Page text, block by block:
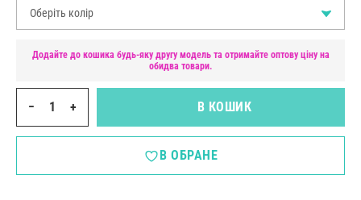
Оберіть колір
Додайте до кошика будь-яку другу модель та отримайте оптову ціну на
обидва товари.
− + В КОШИК
В ОБРАНЕ